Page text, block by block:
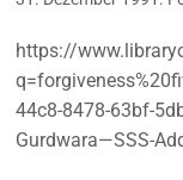
https://
44c8-8478-63bf-
Gurdwara—SSS-